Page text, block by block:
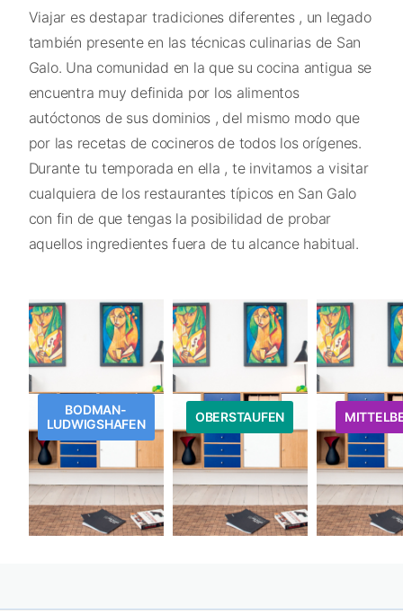
Viajar es destapar tradiciones diferentes , un legado
también presente en las técnicas culinarias de San
Galo. Una comunidad en la que su cocina antigua se
encuentra muy definida por los alimentos
autóctonos de sus dominios , del mismo modo que
por las recetas de cocineros de todos los orígenes.
Durante tu temporada en ella , te invitamos a visitar
cualquiera de los restaurantes típicos en San Galo
con fin de que tengas la posibilidad de probar
aquellos ingredientes fuera de tu alcance habitual.
BODMAN-
LUDWIGSHAFEN
OBERSTAUFEN